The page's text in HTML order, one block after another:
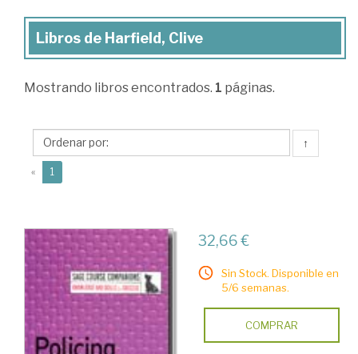
Libros
Harfield,
Libros de Harfield, Clive
Mostrando libros encontrados. 1 páginas.
↑
« 1
32,66 €
Sin Stock. Disponible en
5/6 semanas.
COMPRAR